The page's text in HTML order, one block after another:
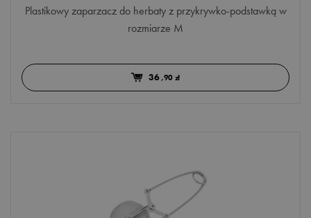
Plastikowy zaparzacz do herbaty z przykrywko-podstawką w
rozmiarze M
36,90 zł